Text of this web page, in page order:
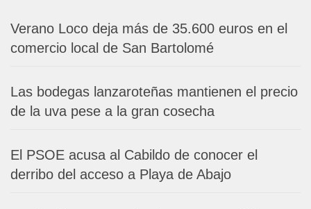
Verano Loco deja más de 35.600 euros en el
comercio local de San Bartolomé
Las bodegas lanzaroteñas mantienen el precio
de la uva pese a la gran cosecha
El PSOE acusa al Cabildo de conocer el
derribo del acceso a Playa de Abajo